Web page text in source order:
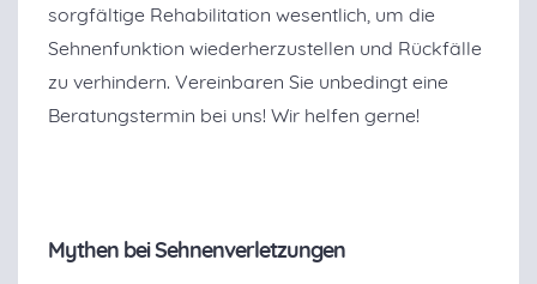
sorgfältige Rehabilitation wesentlich, um die
Sehnenfunktion wiederherzustellen und Rückfälle
zu verhindern. Vereinbaren Sie unbedingt eine
Beratungstermin bei uns! Wir helfen gerne!
Mythen bei Sehnenverletzungen